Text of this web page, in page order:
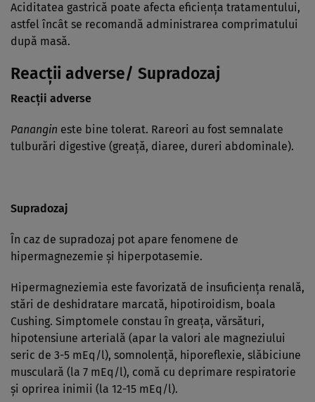
Aciditatea gastrică poate afecta eficienţa tratamentului,
astfel încât se recomandă administrarea comprimatului
după masă.
Reacţii adverse/ Supradozaj
Reacţii adverse
Panangin este bine tolerat. Rareori au fost semnalate
tulburări digestive (greaţă, diaree, dureri abdominale).
Supradozaj
În caz de supradozaj pot apare fenomene de
hipermagnezemie şi hiperpotasemie.
Hipermagneziemia este favorizată de insuficienţa renală,
stări de deshidratare marcată, hipotiroidism, boala
Cushing. Simptomele constau în greaţa, vărsături,
hipotensiune arterială (apar la valori ale magneziului
seric de 3-5 mEq/l), somnolenţă, hiporeflexie, slăbiciune
musculară (la 7 mEq/l), comă cu deprimare respiratorie
şi oprirea inimii (la 12-15 mEq/l).